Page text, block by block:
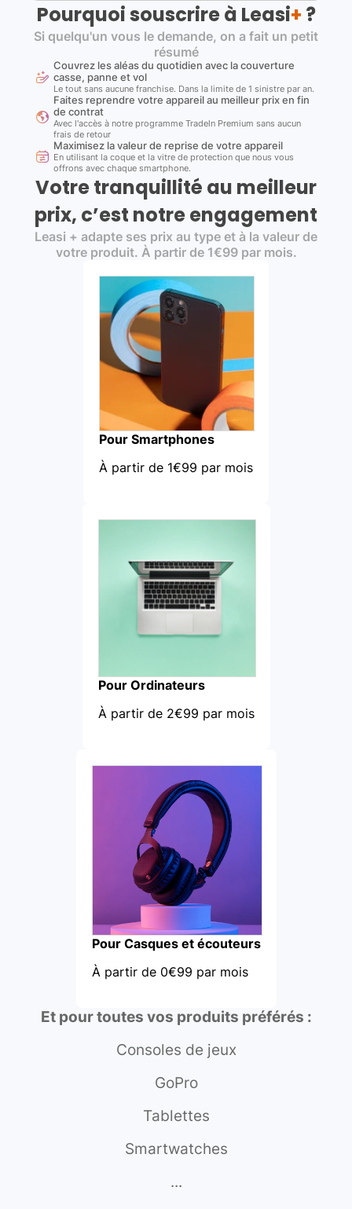
Pourquoi souscrire à Leasi+ ?
Si quelqu'un vous le demande, on a fait un petit
résumé
Couvrez les aléas du quotidien avec la couverture
casse, panne et vol
Le tout sans aucune franchise. Dans la limite de 1 sinistre par an.
Faites reprendre votre appareil au meilleur prix en fin
de contrat
Avec l'accès à notre programme Tradeln Premium sans aucun
frais de retour
Maximisez la valeur de reprise de votre appareil
En utilisant la coque et la vitre de protection que nous vous
offrons avec chaque smartphone.
Votre tranquillité au meilleur
prix, c’est notre engagement
Leasi + adapte ses prix au type et à la valeur de
votre produit. À partir de 1€99 par mois.
Pour Smartphones
À partir de 1€99 par mois
Pour Ordinateurs
À partir de 2€99 par mois
Pour Casques et écouteurs
À partir de 0€99 par mois
Et pour toutes vos produits préférés :
Consoles de jeux
GoPro
Tablettes
Smartwatches
...